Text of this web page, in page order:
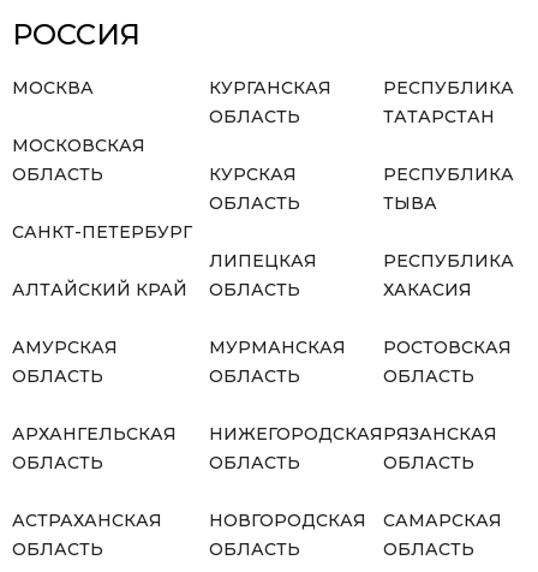
РОССИЯ
МОСКВА
МОСКОВСКАЯ
ОБЛАСТЬ
САНКТ-ПЕТЕРБУРГ
АЛТАЙСКИЙ КРАЙ
АМУРСКАЯ
ОБЛАСТЬ
АРХАНГЕЛЬСКАЯ
ОБЛАСТЬ
АСТРАХАНСКАЯ
ОБЛАСТЬ
КУРГАНСКАЯ
ОБЛАСТЬ
КУРСКАЯ
ОБЛАСТЬ
ЛИПЕЦКАЯ
ОБЛАСТЬ
МУРМАНСКАЯ
ОБЛАСТЬ
НИЖЕГОРОДСКАЯ
ОБЛАСТЬ
НОВГОРОДСКАЯ
ОБЛАСТЬ
РЕСПУБЛИКА
ТАТАРСТАН
РЕСПУБЛИКА
ТЫВА
РЕСПУБЛИКА
ХАКАСИЯ
РОСТОВСКАЯ
ОБЛАСТЬ
РЯЗАНСКАЯ
ОБЛАСТЬ
САМАРСКАЯ
ОБЛАСТЬ